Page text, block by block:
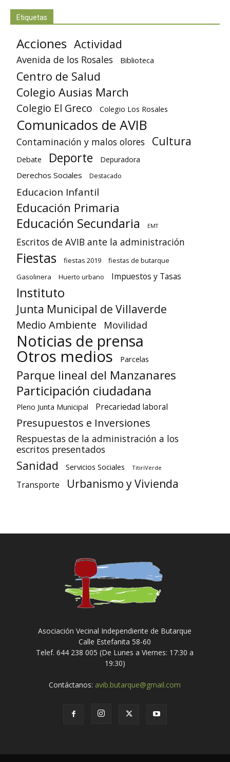
Etiquetas
Acciones Actividad
Avenida de los Rosales Biblioteca
Centro de Salud
Colegio Ausias March
Colegio El Greco Colegio Los Rosales
Comunicados de AVIB
Contaminación y malos olores Cultura
Debate Deporte Depuradora
Derechos Sociales Destacado
Educacion Infantil
Educación Primaria
Educación Secundaria EMT
Escritos de AVIB ante la administración
Fiestas fiestas 2019
fiestas de butarque
Gasolinera
Huerto urbano Impuestos y Tasas
Instituto
Junta Municipal de Villaverde
Medio Ambiente Movilidad
Noticias de prensa
Otros medios Parcelas
Parque lineal del Manzanares
Participación ciudadana
Pleno Junta Municipal Precariedad laboral
Presupuestos e Inversiones
Respuestas de la administración a los
escritos presentados
Sanidad Servicios Sociales TitiriVerde
Transporte Urbanismo y Vivienda
Asociación Vecinal Independiente de Butarque
Calle Estefanita 58-60
Telef. 644 238 005 (De Lunes a Viernes: 17:30 a
19:30)
Contáctanos: avib.butarque@gmail.com